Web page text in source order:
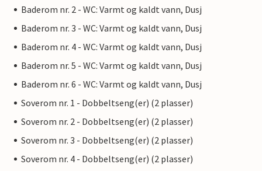
Baderom nr. 2 - WC: Varmt og kaldt vann, Dusj
Baderom nr. 3 - WC: Varmt og kaldt vann, Dusj
Baderom nr. 4 - WC: Varmt og kaldt vann, Dusj
Baderom nr. 5 - WC: Varmt og kaldt vann, Dusj
Baderom nr. 6 - WC: Varmt og kaldt vann, Dusj
Soverom nr. 1 - Dobbeltseng(er) (2 plasser)
Soverom nr. 2 - Dobbeltseng(er) (2 plasser)
Soverom nr. 3 - Dobbeltseng(er) (2 plasser)
Soverom nr. 4 - Dobbeltseng(er) (2 plasser)